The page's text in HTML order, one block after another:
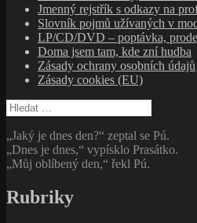
Jmenný rejstřík s odkazy na
Slovník pojmů užívaných v
LP/CD/DVD – poptávka,
Doma jsem tam, kde zní hudba
Zásady ochrany osobních údajů
Zásady cookies (EU)
Vyhledávání
„Jaký je dnes den?“ zeptal se Pú.
„Dnes je dnes,“ vypísklo Prasátko.
„Můj oblíbený den,“ řekl Pú.
Rubriky